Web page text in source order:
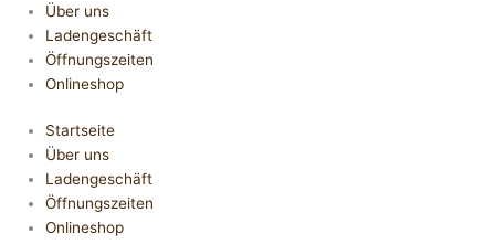
Über uns
Ladengeschäft
Öffnungszeiten
Onlineshop
Startseite
Über uns
Ladengeschäft
Öffnungszeiten
Onlineshop